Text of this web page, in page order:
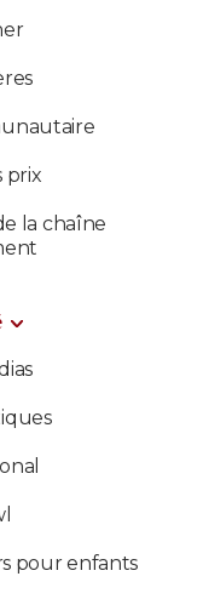
prix
la chaîne
pour enfants